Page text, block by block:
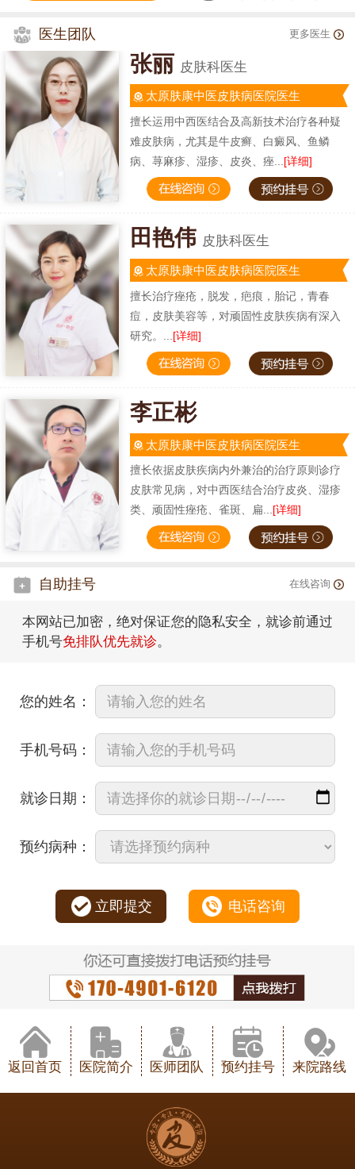
医生团队 更多医生
张丽 皮肤科医生
太原肤康中医皮肤病医院医生
擅长运用中西医结合及高新技术治疗各种疑
难皮肤病，尤其是牛皮癣、白癜风、鱼鳞
病、荨麻疹、湿疹、皮炎、痤... [详细]
田艳伟 皮肤科医生
太原肤康中医皮肤病医院医生
擅长治疗痤疮，脱发，疤痕，胎记，青春
痘，皮肤美容等，对顽固性皮肤疾病有深入
研究。... [详细]
李正彬
太原肤康中医皮肤病医院医生
擅长依据皮肤疾病内外兼治的治疗原则诊疗
皮肤常见病，对中西医结合治疗皮炎、湿疹
类、顽固性痤疮、雀斑、扁...[详细]
自助挂号 在线咨询
本网站已加密，绝对保证您的隐私安全，就诊前通过
手机号免排队优先就诊。
您的姓名：
手机号码：
就诊日期：
预约病种：
立即提交 电话咨询
返回首页 医院简介 医师团队 预约挂号 来院路线